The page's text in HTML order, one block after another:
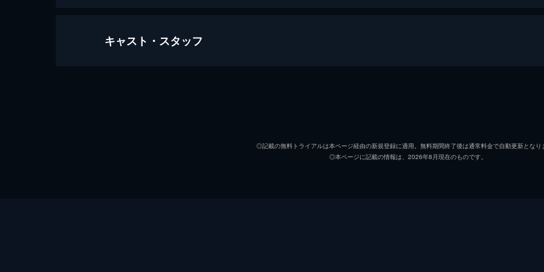
ボルサリーノ２
キャスト・スタッフ
ローラ
◎記載の無料トライアルは本ページ経由の新規登録に適用。無料期間終了後は通常料金で自動更新となり
◎本ページに記載の情報は、2026年8月現在のものです。